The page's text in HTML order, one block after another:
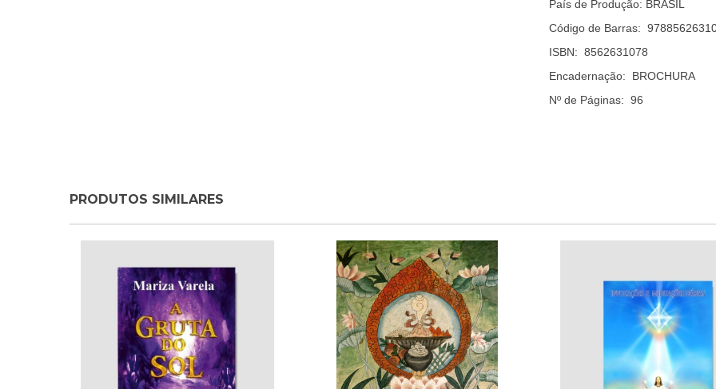
País de Produção: BRASIL
Código de Barras:
ISBN: 8562631078
Encadernação: BROCHURA
Nº de Páginas: 96
PRODUTOS SIMILARES